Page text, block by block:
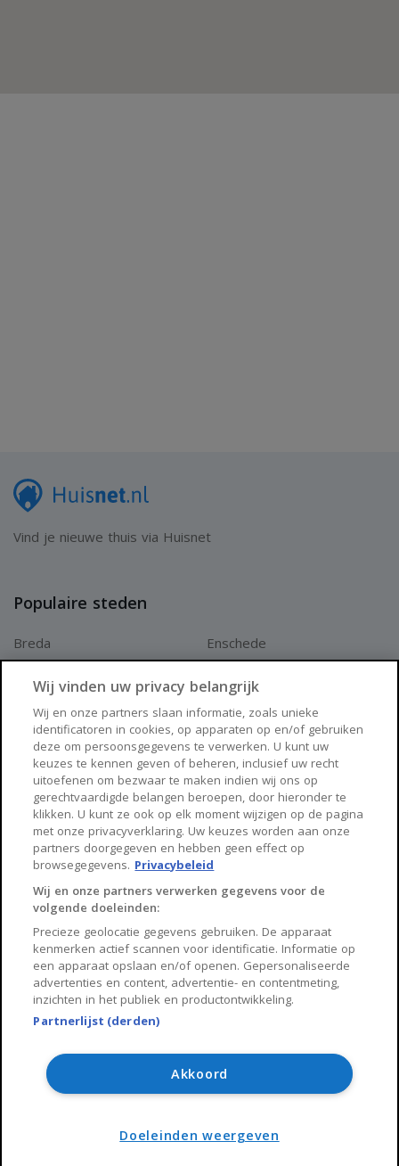
Guntenaar Wonen Bemiddeling
Vind je nieuwe thuis via Huisnet
Populaire steden
Breda
Arnhem
Enschede
Zwolle
Huisnet
Over Huisnet
Algemene voorwaarden
Privacybeleid
Contact
Sitemap
Copyright 2026, Huisnet is onderdeel van Property Portals
Algemene voorwaarden
Wij vinden uw privacy belangrijk
Wij en onze partners slaan informatie, zoals unieke
identificatoren in cookies, op apparaten op en/of gebruiken
deze om persoonsgegevens te verwerken. U kunt uw
keuzes te kennen geven of beheren, inclusief uw recht
uitoefenen om bezwaar te maken indien wij ons op
gerechtvaardigde belangen beroepen, door hieronder te
klikken. U kunt ze ook op elk moment wijzigen op de pagina
met onze privacyverklaring. Uw keuzes worden aan onze
partners doorgegeven en hebben geen effect op
browsegegevens. Privacybeleid
Wij en onze partners verwerken gegevens voor de
volgende doeleinden:
Precieze geolocatie gegevens gebruiken. De apparaat
kenmerken actief scannen voor identificatie. Informatie op
een apparaat opslaan en/of openen. Gepersonaliseerde
advertenties en content, advertentie- en contentmeting,
inzichten in het publiek en productontwikkeling.
Partnerlijst (derden)
Akkoord
Doeleinden weergeven